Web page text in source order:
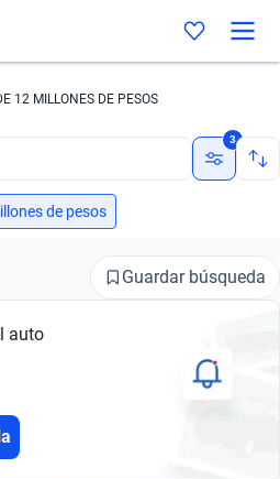
12 MILLONES DE PESOS
3
de pesos
Guardar búsqueda
auto